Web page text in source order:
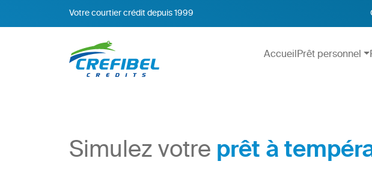
Votre courtier crédit depuis 1999
AccueilPrêt personnel
Simulez votreprêt à